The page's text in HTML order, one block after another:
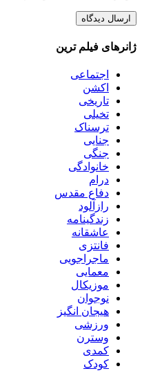
ژانرهای فیلم ترین
اجتماعی
اکشن
تاریخی
تخیلی
ترسناک
جنایی
جنگی
خانوادگی
درام
دفاع مقدس
رازآلود
زندگینامه
عاشقانه
فانتزی
ماجراجویی
معمایی
موزیکال
نوجوان
هیجان انگیز
ورزشی
وسترن
کمدی
کودک